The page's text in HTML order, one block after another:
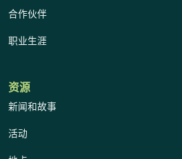
合作伙伴
职业生涯
资源
新闻和故事
活动